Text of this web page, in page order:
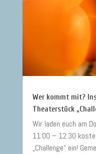
Wer kommt mit?
Theaterstück
Wir laden euch am
11:00 – 12:30
„Challenge“ ein!